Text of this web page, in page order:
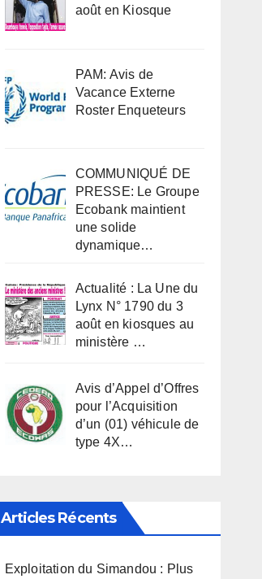
août en Kiosque
PAM: Avis de
Vacance Externe
Roster Enqueteurs
COMMUNIQUÉ DE
PRESSE: Le Groupe
Ecobank maintient
une solide
dynamique…
Actualité : La Une du
Lynx N° 1790 du 3
août en kiosques au
ministère …
Avis d’Appel d’Offres
pour l’Acquisition
d’un (01) véhicule de
type 4X…
Articles Récents
Exploitation du Simandou : Plus